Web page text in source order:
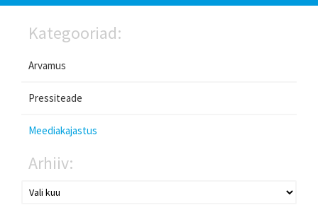
Kategooriad:
Arvamus
Pressiteade
Meediakajastus
Arhiiv: